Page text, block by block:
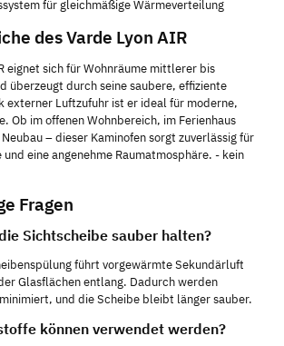
für gleichmäßige Wärmeverteilung
des Varde Lyon AIR
eignet sich für Wohnräume mittlerer bis
überzeugt durch seine saubere, effiziente
externer Luftzufuhr ist er ideal für moderne,
Ob im offenen Wohnbereich, im Ferienhaus
– dieser Kaminofen sorgt zuverlässig für
eine angenehme Raumatmosphäre. - kein
Fragen
Sichtscheibe sauber halten?
führt vorgewärmte Sekundärluft
Glasflächen entlang. Dadurch werden
und die Scheibe bleibt länger sauber.
können verwendet werden?